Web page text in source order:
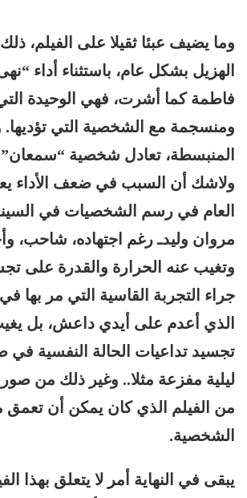
وما يضيف عبئا ثقيلا على الفيلم، ذلك
الهزيل بشكل عام، باستثناء أداء
فاطمة كما أشرت، فهي الوحيدة
ومنسجمة مع الشخصية التي
المنبسطة، تعادل شخصية
ولاشك أن السبب في ضعف الأداء
العام في رسم الشخصيات في
مروان وليدـ رغم اجتهاده، شاحب،
وتغيب عنه الحرارة والقدرة على
جراء التجربة القاسية التي مر بها في
الذي أعدم على أيدي داعش، بل
تجسيد تداعيات الحالة النفسية
ليلية مفزعة مثلا.. وغير ذلك من
من الفيلم الذي كان يمكن أن تعمق
الشخصية.
يبقى في النهاية أمر لا يتعلق بهذا